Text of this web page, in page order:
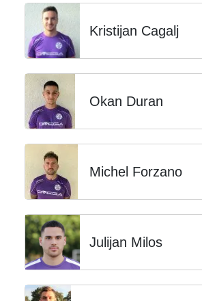
Kristijan Cagalj
Okan Duran
Michel Forzano
Julijan Milos